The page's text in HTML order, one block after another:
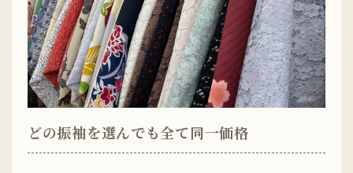
どの振袖を選んでも全て同一価格